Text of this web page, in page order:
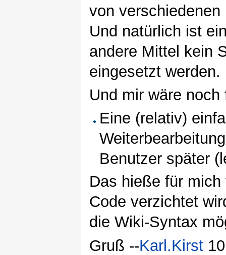
von
Und natürlich ist
andere Mittel kein
eingesetzt werden.
Und mir wäre
Eine (relativ)
Benutzer später
Das hieße für
Code verzichtet
die Wiki-Syntax
Gruß --Karl.Kirst